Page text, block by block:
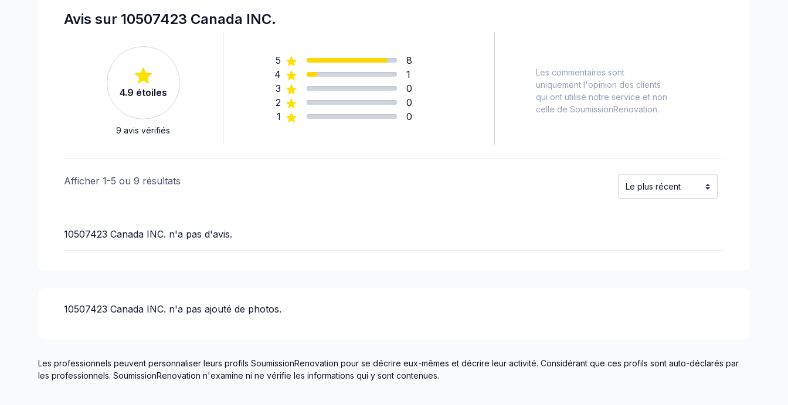
Avis sur 10507423 Canada INC.
4.9 étoiles
9 avis vérifiés
5
8
4
1
3
0
2
0
1
0
Les commentaires sont
uniquement l'opinion des clients
qui ont utilisé notre service et non
celle de SoumissionRenovation.
Afficher 1-5 ou 9 résultats
10507423 Canada INC. n'a pas d'avis.
10507423 Canada INC. n'a pas ajouté de photos.
Les professionnels peuvent personnaliser leurs profils SoumissionRenovation pour se décrire eux-mêmes et décrire leur activité. Considérant que ces profils sont auto-déclarés par
les professionnels. SoumissionRenovation n'examine ni ne vérifie les informations qui y sont contenues.